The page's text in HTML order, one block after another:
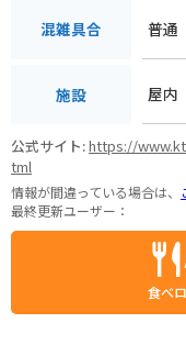
混雑具合 普通
施設 屋内
公式サイト:https://
tml
情報が間違っている場合は、
最終更新ユーザー：
食べ